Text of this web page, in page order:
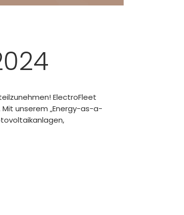
ElectroFleet
unserem „Energy-as-a-